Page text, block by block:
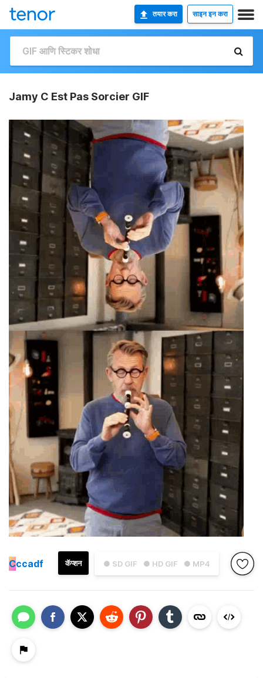
तयार करा साइन इन करा
Jamy C Est Pas Sorcier GIF
● SD GIF ● HD GIF ● MP4
कॅप्शन
Cccadf